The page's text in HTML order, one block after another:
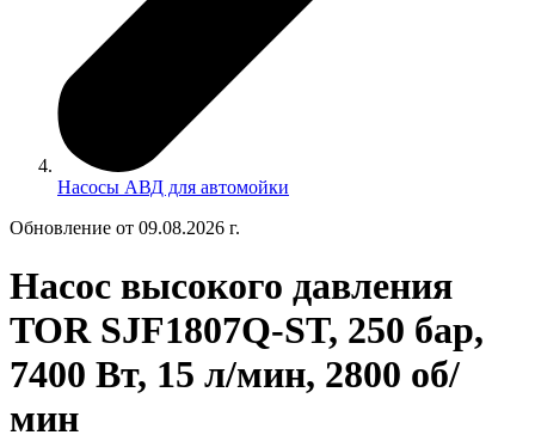
Насосы АВД для автомойки
Обновление от 09.08.2026 г.
Насос высокого давления
TOR SJF1807Q-ST, 250 бар,
7400 Вт, 15 л/мин, 2800 об/
мин